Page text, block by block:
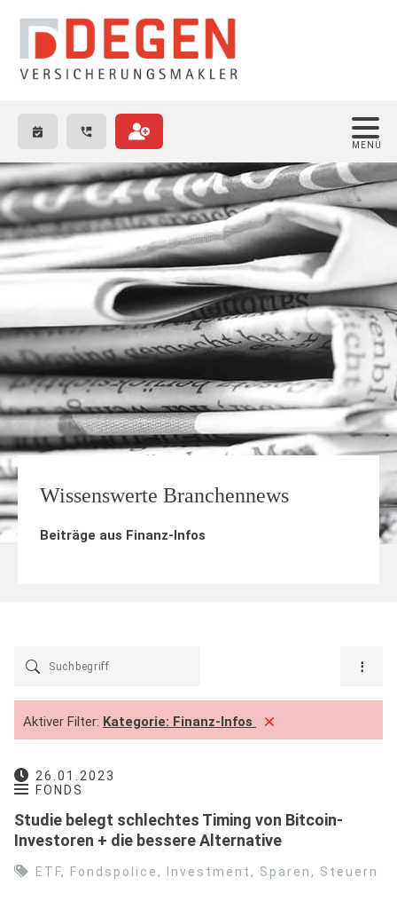
Wissenswerte Branchennews
Beiträge aus Finanz-Infos
Aktiver Filter: Kategorie: Finanz-Infos
26.01.2023
FONDS
Studie belegt schlechtes Timing von Bitcoin-
Investoren + die bessere Alternative
ETF, Fondspolice , Investment , Sparen , Steuern